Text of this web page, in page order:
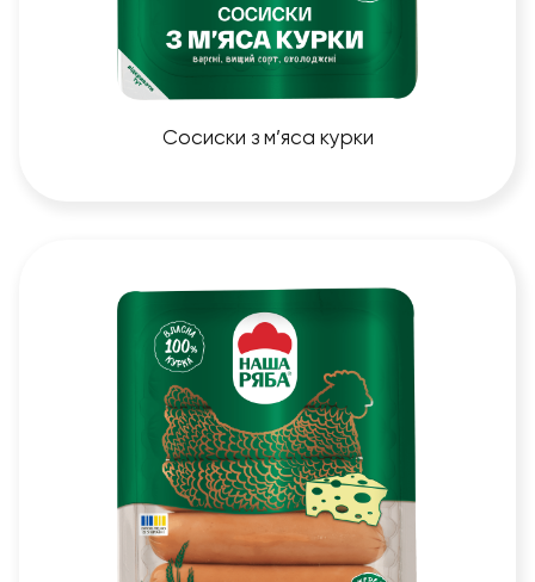
Сосиски з м’яса курки